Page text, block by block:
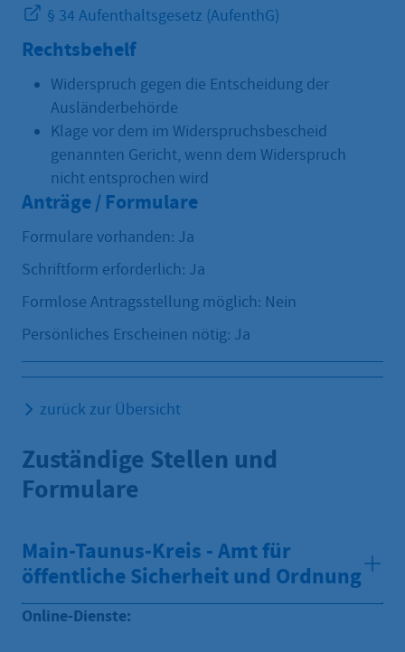
§ 34 Aufenthaltsgesetz (AufenthG)
Rechtsbehelf
Widerspruch gegen die Entscheidung der
Ausländerbehörde
Klage vor dem im Widerspruchsbescheid
genannten Gericht, wenn dem Widerspruch
nicht entsprochen wird
Anträge / Formulare
Formulare vorhanden: Ja
Schriftform erforderlich: Ja
Formlose Antragsstellung möglich: Nein
Persönliches Erscheinen nötig: Ja
zurück zur Übersicht
Zuständige Stellen und
Formulare
Main-Taunus-Kreis - Amt für
öffentliche Sicherheit und Ordnung
Online-Dienste: